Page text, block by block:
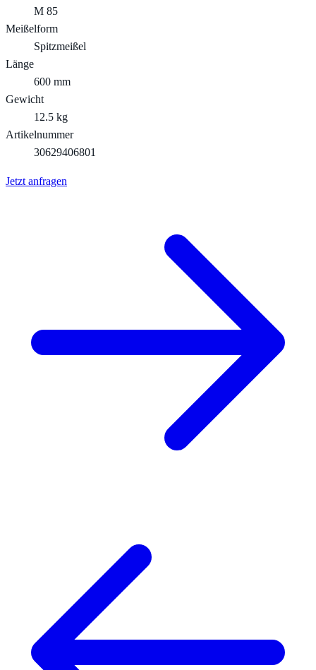
M 85
Meißelform
Spitzmeißel
Länge
600 mm
Gewicht
12.5 kg
Artikelnummer
30629406801
Jetzt anfragen